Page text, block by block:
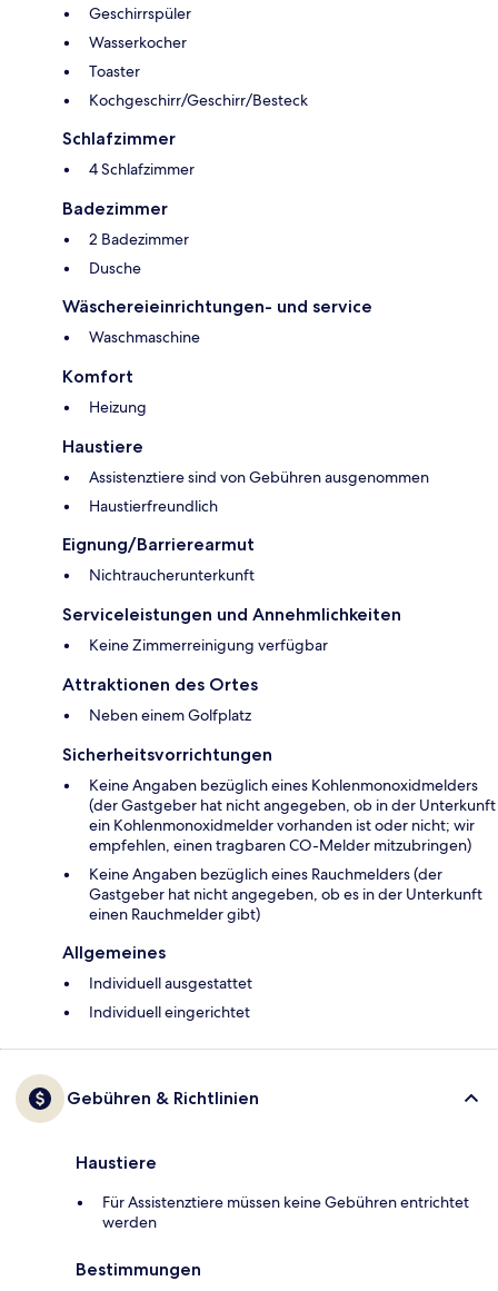
Geschirrspüler
Wasserkocher
Toaster
Kochgeschirr/Geschirr/Besteck
Schlafzimmer
4 Schlafzimmer
Badezimmer
2 Badezimmer
Dusche
Wäschereieinrichtungen- und service
Waschmaschine
Komfort
Heizung
Haustiere
Assistenztiere sind von Gebühren ausgenommen
Haustierfreundlich
Eignung/Barrierearmut
Nichtraucherunterkunft
Serviceleistungen und Annehmlichkeiten
Keine Zimmerreinigung verfügbar
Attraktionen des Ortes
Neben einem Golfplatz
Sicherheitsvorrichtungen
Keine Angaben bezüglich eines Kohlenmonoxidmelders
(der Gastgeber hat nicht angegeben, ob in der Unterkunft
ein Kohlenmonoxidmelder vorhanden ist oder nicht; wir
empfehlen, einen tragbaren CO-Melder mitzubringen)
Keine Angaben bezüglich eines Rauchmelders (der
Gastgeber hat nicht angegeben, ob es in der Unterkunft
einen Rauchmelder gibt)
Allgemeines
Individuell ausgestattet
Individuell eingerichtet
Gebühren & Richtlinien
Haustiere
Für Assistenztiere müssen keine Gebühren entrichtet
werden
Bestimmungen